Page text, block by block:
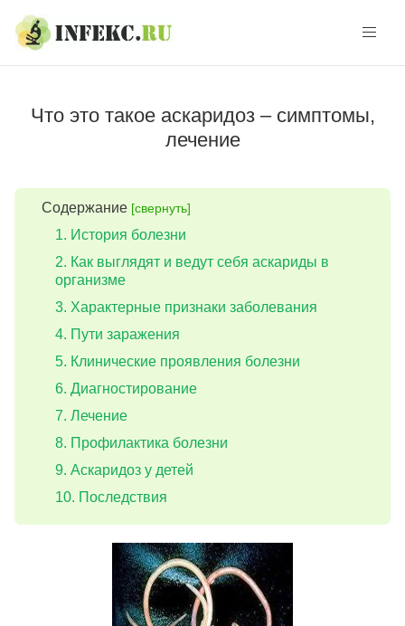
navigation
content
Что это такое аскаридоз – симптомы,
лечение
Содержание [свернуть]
История болезни
Как выглядят и ведут себя аскариды в
организме
Характерные признаки заболевания
Пути заражения
Клинические проявления болезни
Диагностирование
Лечение
Профилактика болезни
Аскаридоз у детей
Последствия